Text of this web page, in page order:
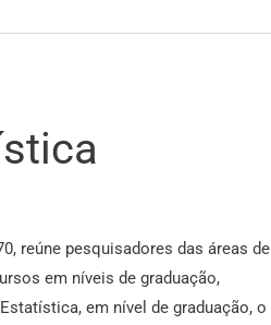
reúne pesquisadores das áreas de
em níveis de graduação,
em nível de graduação, o